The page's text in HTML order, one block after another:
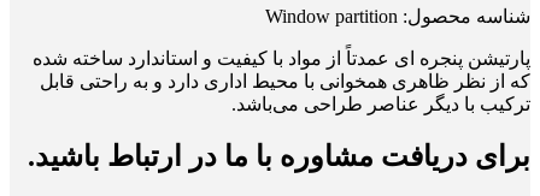
شناسه محصول: Window partition
پارتیشن پنجره ای عمدتاً از مواد با کیفیت و استاندارد ساخته شده‌
که از نظر ظاهری همخوانی با محیط اداری دارد و به راحتی قابل
ترکیب با دیگر عناصر طراحی می‌باشد.
برای دریافت مشاوره با ما در ارتباط باشید.